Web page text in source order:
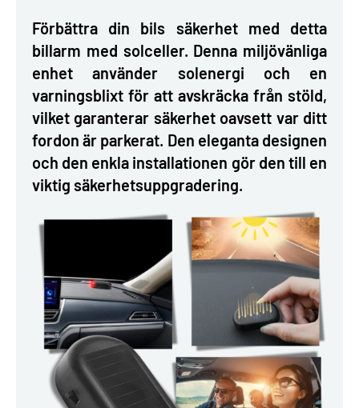
Förbättra din bils säkerhet med detta
billarm med solceller. Denna miljövänliga
enhet använder solenergi och en
varningsblixt för att avskräcka från stöld,
vilket garanterar säkerhet oavsett var ditt
fordon är parkerat. Den eleganta designen
och den enkla installationen gör den till en
viktig säkerhetsuppgradering.